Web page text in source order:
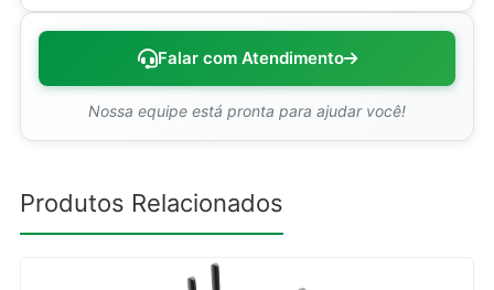
Falar com Atendimento
Nossa equipe está pronta para ajudar você!
Produtos Relacionados